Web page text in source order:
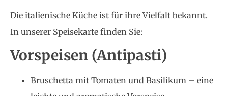
Die italienische Küche ist für ihre Vielfalt bekannt.
In unserer Speisekarte finden Sie:
Vorspeisen (Antipasti)
Bruschetta mit Tomaten und Basilikum – eine